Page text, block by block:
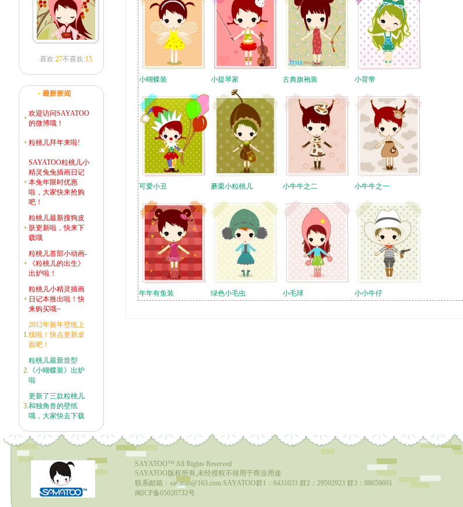
喜欢:27不喜欢:15
+
欢迎访问SAYATOO
的微博哦！
+粒桃儿拜年来啦!
+
SAYATOO粒桃儿小
精灵兔兔插画日记
本兔年限时优惠
啦，大家快来抢购
吧！
+
粒桃儿最新搜狗皮
肤更新啦，快来下
载哦
+
粒桃儿首部小动画-
《粒桃儿的出生》
出炉啦！
+
粒桃儿小精灵插画
日记本推出啦！快
来购买哦~
1.
2012年新年壁纸上
线啦！快点更新桌
面吧！
2.
粒桃儿最新造型
《小蝴蝶装》出炉
啦
3.
更新了三款粒桃儿
和独角兽的壁纸
哦，大家快去下载
小蝴蝶装 小提琴家 古典旗袍装 小背带
可爱小丑 蘑栗小粒桃儿 小牛牛之二 小牛牛之一
年年有鱼装 绿色小毛虫 小毛球 小小牛仔
SAYATOO™ All Rights Reserved
SAYATOO版权所有,未经授权不得用于商业用途
联系邮箱：sayatoo@163.com SAYATOO群1：6431033 群2：29592923 群3：88659691
闽ICP备05020732号